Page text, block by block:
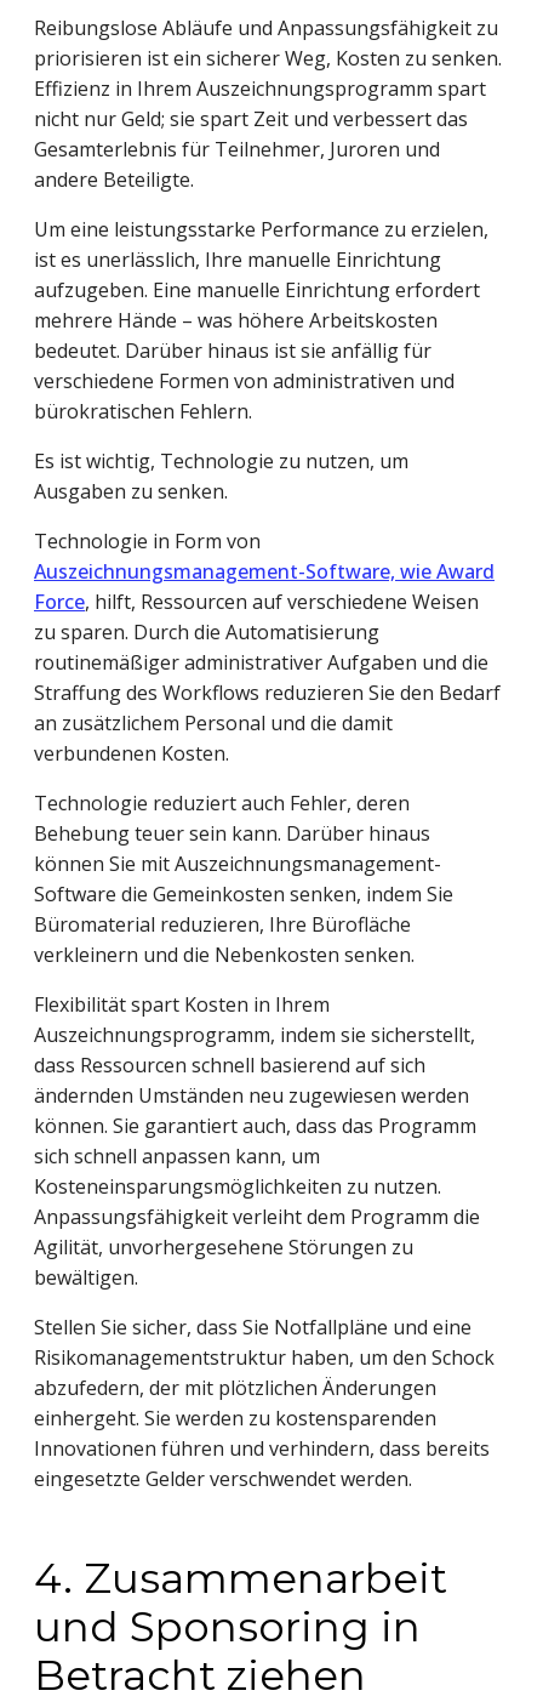
Reibungslose Abläufe und Anpassungsfähigkeit zu
priorisieren ist ein sicherer Weg, Kosten zu senken.
Effizienz in Ihrem Auszeichnungsprogramm spart
nicht nur Geld; sie spart Zeit und verbessert das
Gesamterlebnis für Teilnehmer, Juroren und
andere Beteiligte.
Um eine leistungsstarke Performance zu erzielen,
ist es unerlässlich, Ihre manuelle Einrichtung
aufzugeben. Eine manuelle Einrichtung erfordert
mehrere Hände – was höhere Arbeitskosten
bedeutet. Darüber hinaus ist sie anfällig für
verschiedene Formen von administrativen und
bürokratischen Fehlern.
Es ist wichtig, Technologie zu nutzen, um
Ausgaben zu senken.
Technologie in Form von
Auszeichnungsmanagement-Software, wie Award
Force, hilft, Ressourcen auf verschiedene Weisen
zu sparen. Durch die Automatisierung
routinemäßiger administrativer Aufgaben und die
Straffung des Workflows reduzieren Sie den Bedarf
an zusätzlichem Personal und die damit
verbundenen Kosten.
Technologie reduziert auch Fehler, deren
Behebung teuer sein kann. Darüber hinaus
können Sie mit Auszeichnungsmanagement-
Software die Gemeinkosten senken, indem Sie
Büromaterial reduzieren, Ihre Bürofläche
verkleinern und die Nebenkosten senken.
Flexibilität spart Kosten in Ihrem
Auszeichnungsprogramm, indem sie sicherstellt,
dass Ressourcen schnell basierend auf sich
ändernden Umständen neu zugewiesen werden
können. Sie garantiert auch, dass das Programm
sich schnell anpassen kann, um
Kosteneinsparungsmöglichkeiten zu nutzen.
Anpassungsfähigkeit verleiht dem Programm die
Agilität, unvorhergesehene Störungen zu
bewältigen.
Stellen Sie sicher, dass Sie Notfallpläne und eine
Risikomanagementstruktur haben, um den Schock
abzufedern, der mit plötzlichen Änderungen
einhergeht. Sie werden zu kostensparenden
Innovationen führen und verhindern, dass bereits
eingesetzte Gelder verschwendet werden.
4. Zusammenarbeit
und Sponsoring in
Betracht ziehen